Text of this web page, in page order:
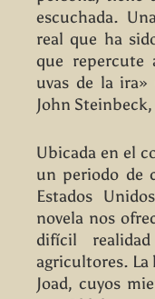
escuchada.
real que ha
que repercute
uvas de la ira»
John
Ubicada en el
un periodo de
Estados
novela nos
difícil
agricultores. La
Joad, cuyos